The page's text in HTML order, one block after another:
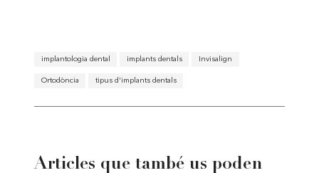
implantologia dental implants dentals Invisalign
Ortodòncia tipus d'implants dentals
Articles que també us poden